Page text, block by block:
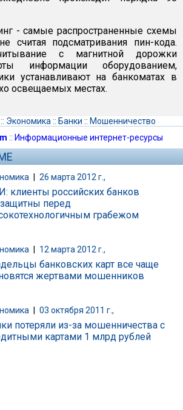
- самые распространенные схемы
считая подсматривания пин-кода.
с магнитной дорожки
информации оборудованием,
устанавливают на банкоматах в
освещаемых местах.
:: Экономика :: Банки :: Мошенничество
:: Информационные интернет-ресурсы
| 26 марта 2012 г.,
клиенты российских банков
перед
грабежом
12 марта 2012 г.,
банковских карт все чаще
жертвами мошенников
03 октября 2011 г.,
потеряли из-за мошенничества с
картами 1 млрд рублей